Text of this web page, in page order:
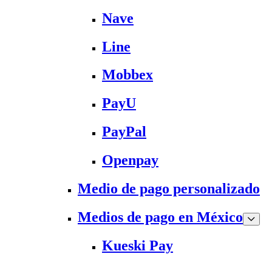
Nave
Line
Mobbex
PayU
PayPal
Openpay
Medio de pago personalizado
Medios de pago en México
Kueski Pay